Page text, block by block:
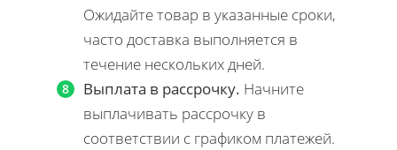
Ожидайте товар в указанные сроки,
часто доставка выполняется в
течение нескольких дней.
Выплата в рассрочку. Начните
выплачивать рассрочку в
соответствии с графиком платежей.